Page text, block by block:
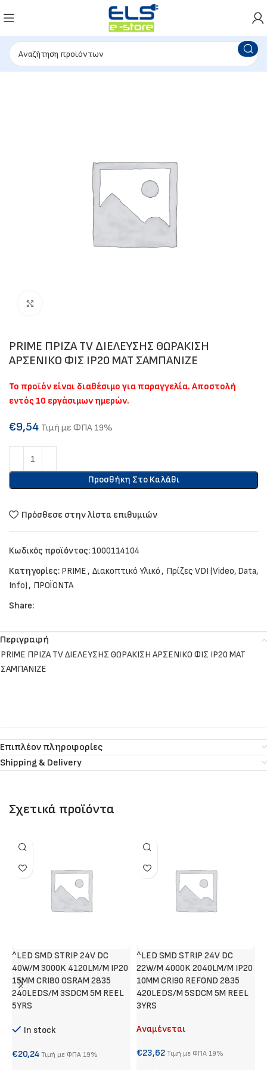
PRIME ΠΡΙΖΑ TV ΔΙΕΛΕΥΣΗΣ ΘΩΡΑΚΙΣΗ
ΑΡΣΕΝΙΚΟ ΦΙΣ IP20 MAT ΣΑΜΠΑΝΙΖΕ
Το προϊόν είναι διαθέσιμο για παραγγελία. Αποστολή
εντός 10 εργάσιμων ημερών.
€9,54 Τιμή με ΦΠΑ 19%
Προσθήκη Στο Καλάθι
Πρόσθεσε στην λίστα επιθυμιών
Κωδικός προϊόντος: 1000114104
Κατηγορίες: PRIME, Διακοπτικό Υλικό, Πρίζες VDI (Video, Data,
Info), ΠΡΟΪΟΝΤΑ
Share:
Περιγραφή
PRIME ΠΡΙΖΑ TV ΔΙΕΛΕΥΣΗΣ ΘΩΡΑΚΙΣΗ ΑΡΣΕΝΙΚΟ ΦΙΣ IP20 MAT
ΣΑΜΠΑΝΙΖΕ
Επιπλέον πληροφορίες
Shipping & Delivery
Σχετικά προϊόντα
^LED SMD STRIP 24V DC
40W/M 3000K 4120LM/M IP20
15MM CRI80 OSRAM 2835
240LEDS/M 3SDCM 5M REEL
5YRS
In stock
€20,24 Τιμή με ΦΠΑ 19%
^LED SMD STRIP 24V DC
22W/M 4000K 2040LM/M IP20
10MM CRI90 REFOND 2835
420LEDS/M 5SDCM 5M REEL
3YRS
Αναμένεται
€23,62 Τιμή με ΦΠΑ 19%